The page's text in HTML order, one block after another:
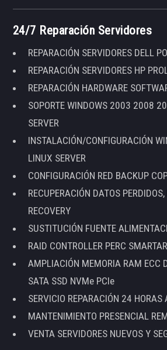
24/7 Reparación Servidores
REPARACIÓN SERVIDORES DELL
REPARACIÓN SERVIDORES HP
REPARACIÓN HARDWARE
SOPORTE WINDOWS 2003 2008
SERVER
INSTALACIÓN/CONFIGURACIÓN
LINUX SERVER
CONFIGURACIÓN RED BACKUP
RECUPERACIÓN DATOS
RECOVERY
SUSTITUCIÓN FUENTE
RAID CONTROLLER PERC
AMPLIACIÓN MEMORIA RAM ECC
SATA SSD NVMe PCIe
SERVICIO REPARACIÓN 24 HORAS
MANTENIMIENTO PRESENCIAL
VENTA SERVIDORES NUEVOS Y